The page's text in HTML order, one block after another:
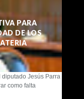
PARA
DE LOS
Jesús Parra
como falta